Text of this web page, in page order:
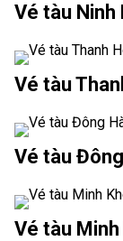
Vé tàu Ninh
Vé tàu
Vé tàu
Vé tàu